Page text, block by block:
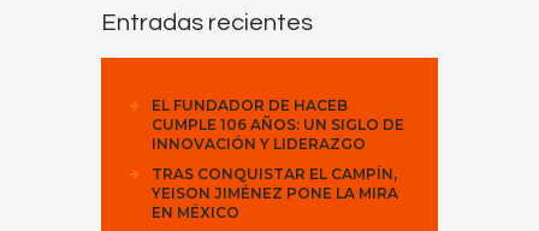
Entradas recientes
EL FUNDADOR DE HACEB
CUMPLE 106 AÑOS: UN SIGLO DE
INNOVACIÓN Y LIDERAZGO
TRAS CONQUISTAR EL CAMPÍN,
YEISON JIMÉNEZ PONE LA MIRA
EN MÉXICO